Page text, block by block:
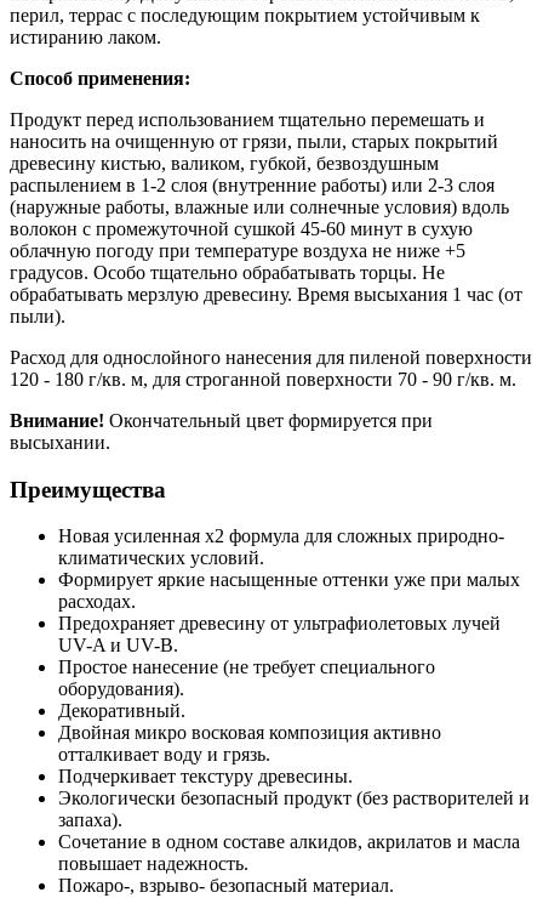
перил, террас с последующим покрытием устойчивым к
истиранию лаком.
Способ применения:
Продукт перед использованием тщательно перемешать и
наносить на очищенную от грязи, пыли, старых покрытий
древесину кистью, валиком, губкой, безвоздушным
распылением в 1-2 слоя (внутренние работы) или 2-3 слоя
(наружные работы, влажные или солнечные условия) вдоль
волокон с промежуточной сушкой 45-60 минут в сухую
облачную погоду при температуре воздуха не ниже +5
градусов. Особо тщательно обрабатывать торцы. Не
обрабатывать мерзлую древесину. Время высыхания 1 час (от
пыли).
Расход для однослойного нанесения для пиленой поверхности
120 - 180 г/кв. м, для строганной поверхности 70 - 90 г/кв. м.
Внимание! Окончательный цвет формируется при
высыхании.
Преимущества
Новая усиленная х2 формула для сложных природно-
климатических условий.
Формирует яркие насыщенные оттенки уже при малых
расходах.
Предохраняет древесину от ультрафиолетовых лучей
UV-A и UV-B.
Простое нанесение (не требует специального
оборудования).
Декоративный.
Двойная микро восковая композиция активно
отталкивает воду и грязь.
Подчеркивает текстуру древесины.
Экологически безопасный продукт (без растворителей и
запаха).
Сочетание в одном составе алкидов, акрилатов и масла
повышает надежность.
Пожаро-, взрыво- безопасный материал.